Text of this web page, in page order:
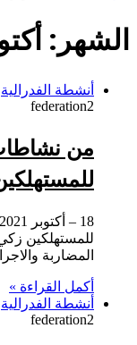
الشهر:
أنشطة الفدرالية
federation2
من
للمستهلكين
المضاربة
أكمل القراءة »
أنشطة الفدرالية
federation2